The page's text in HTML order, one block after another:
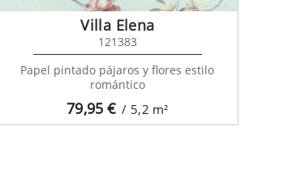
79,95 € / 5,2 m²
Villa Elena
121383
Papel pintado pájaros y flores estilo
romántico